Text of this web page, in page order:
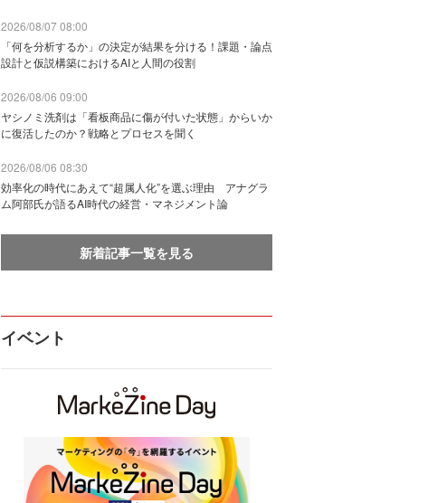
2026/08/07 08:00
「何を分析するか」の決定が結果を分ける！課題・論点
設計と仮説構築におけるAIと人間の役割
2026/08/06 09:00
ヤシノミ洗剤は「看板商品に傷が付いた状態」からいか
に復活したのか？戦略とプロセスを聞く
2026/08/06 08:30
効率化の時代にあえて“超属人化”を選ぶ理由 アナグラ
ム阿部氏が語るAI時代の経営・マネジメント論
新着記事一覧を見る
イベント